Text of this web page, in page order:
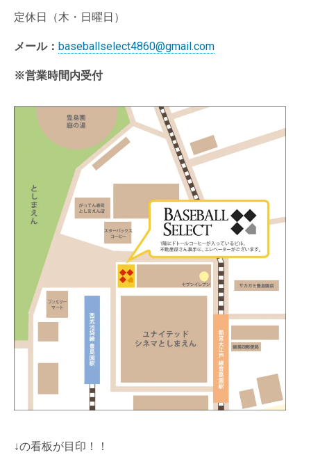
定休日（木・日曜日）
メール： baseballselect4860@gmail.com
※営業時間内受付
↓の看板が目印！！